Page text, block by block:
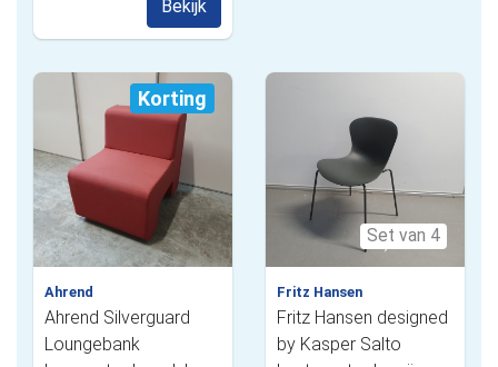
Bekijk
Korting
Ahrend
Ahrend Silverguard
Loungebank
Set van 4
Fritz Hansen
Fritz Hansen designed
by Kasper Salto